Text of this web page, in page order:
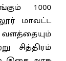
1000
மாவட்ட
சித்திரம்